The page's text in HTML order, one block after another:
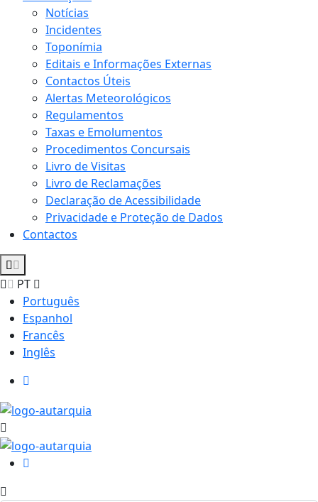
Notícias
Incidentes
Toponímia
Editais e Informações Externas
Contactos Úteis
Alertas Meteorológicos
Regulamentos
Taxas e Emolumentos
Procedimentos Concursais
Livro de Visitas
Livro de Reclamações
Declaração de Acessibilidade
Privacidade e Proteção de Dados
Contactos
PT
Português
Espanhol
Francês
Inglês